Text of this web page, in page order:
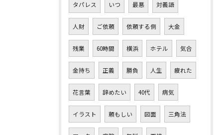
タパレス いつ 最悪 対義語
人財 ご依頼 依頼する側 大金
残業 60時間 横浜 ホテル 気合
金持ち 正義 勝負 人生 疲れた
花言葉 辞めたい 40代 病気
イラスト 頼もしい 図面 三角法